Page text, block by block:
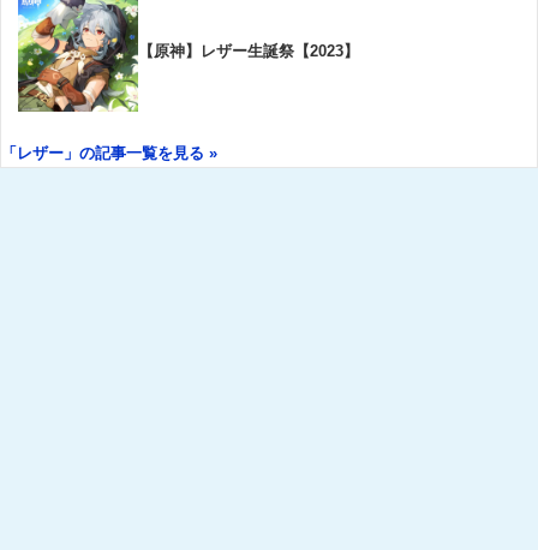
【原神】レザー生誕祭【2023】
「レザー」の記事一覧を見る »